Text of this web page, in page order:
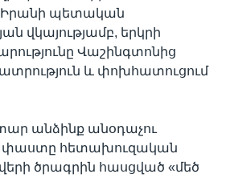
Իրանի պետական
վկայությամբ, երկրի
Վաշինգտոնից
և փոխհատուցում
անձինք անօդաչու
փաստը հետախուզական
ծրագրին հասցված «մեծ